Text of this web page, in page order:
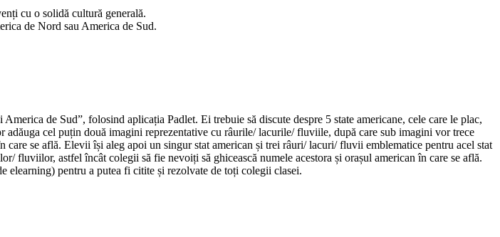
cu o solidă cultură generală.
de Nord sau America de Sud.
de Sud”, folosind aplicația Padlet. Ei trebuie să discute despre 5 state americane, cele care le plac,
cel puțin două imagini reprezentative cu râurile/ lacurile/ fluviile, după care sub imagini vor trece
se află. Elevii își aleg apoi un singur stat american și trei râuri/ lacuri/ fluvii emblematice pentru acel stat
fluviilor, astfel încât colegii să fie nevoiți să ghicească numele acestora și orașul american în care se află.
elearning) pentru a putea fi citite și rezolvate de toți colegii clasei.